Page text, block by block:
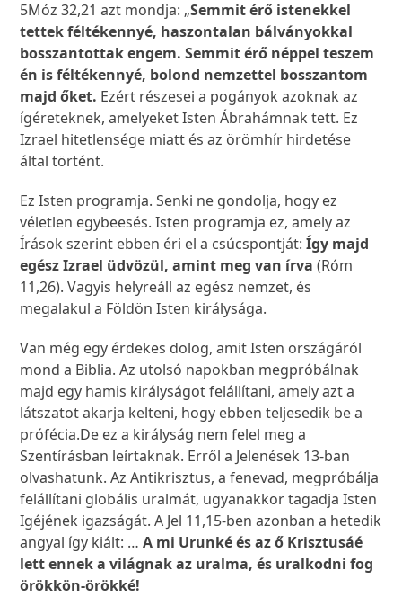
5Móz 32,21 azt mondja: „Semmit érő istenekkel
tettek féltékennyé, haszontalan bálványokkal
bosszantottak engem. Semmit érő néppel teszem
én is féltékennyé, bolond nemzettel bosszantom
majd őket. Ezért részesei a pogányok azoknak az
ígéreteknek, amelyeket Isten Ábrahámnak tett. Ez
Izrael hitetlensége miatt és az örömhír hirdetése
által történt.
Ez Isten programja. Senki ne gondolja, hogy ez
véletlen egybeesés. Isten programja ez, amely az
Írások szerint ebben éri el a csúcspontját:Így majd
egész Izrael üdvözül, amint meg van írva(Róm
11,26). Vagyis helyreáll az egész nemzet, és
megalakul a Földön Isten királysága.
Van még egy érdekes dolog, amit Isten országáról
mond a Biblia. Az utolsó napokban megpróbálnak
majd egy hamis királyságot felállítani, amely azt a
látszatot akarja kelteni, hogy ebben teljesedik be a
prófécia.De ez a királyság nem felel meg a
Szentírásban leírtaknak. Erről a Jelenések 13-ban
olvashatunk. Az Antikrisztus, a fenevad, megpróbálja
felállítani globális uralmát, ugyanakkor tagadja Isten
Igéjének igazságát. A Jel 11,15-ben azonban a hetedik
angyal így kiált: …A mi Urunké és az ő Krisztusáé
lett ennek a világnak az uralma, és uralkodni fog
örökkön-örökké!